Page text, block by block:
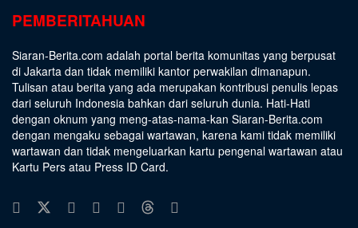
PEMBERITAHUAN
Siaran-Berita.com adalah portal berita komunitas yang berpusat
di Jakarta dan tidak memiliki kantor perwakilan dimanapun.
Tulisan atau berita yang ada merupakan kontribusi penulis lepas
dari seluruh Indonesia bahkan dari seluruh dunia. Hati-Hati
dengan oknum yang meng-atas-nama-kan Siaran-Berita.com
dengan mengaku sebagai wartawan, karena kami tidak memiliki
wartawan dan tidak mengeluarkan kartu pengenal wartawan atau
Kartu Pers atau Press ID Card.